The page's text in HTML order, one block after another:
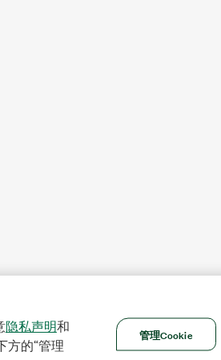
隐私声明和
方的“管理
管理Cookie